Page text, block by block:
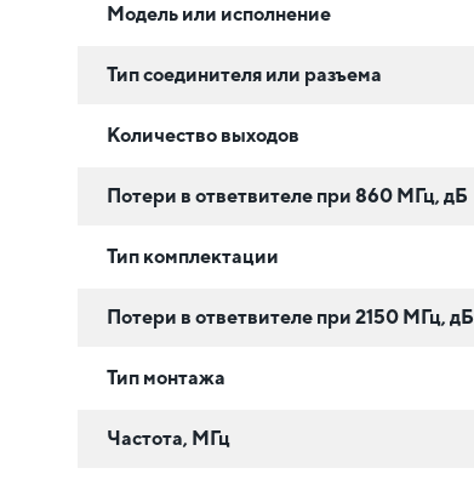
Модель или исполнение
Тип соединителя или разъема
Количество выходов
Потери в ответвителе при 860 МГц, дБ
Тип комплектации
Потери в ответвителе при 2150 МГц, дБ
Тип монтажа
Частота, МГц